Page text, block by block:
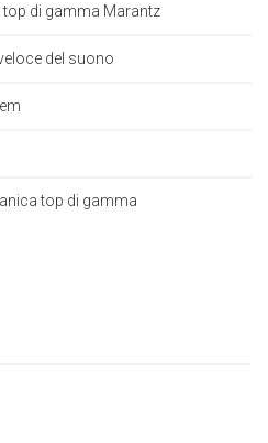
top di gamma Marantz
del suono
top di gamma